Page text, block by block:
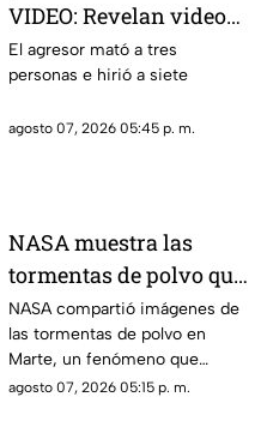
VIDEO: Revelan videos
de seguridad del tiroteo
realizado en famosa
hamburguesas en
El agresor mató a tres
personas e hirió a siete
agosto 07, 2026 05:45 p. m.
NASA muestra las
tormentas de polvo que
cubren Marte
NASA compartió imágenes de
las tormentas de polvo en
Marte, un fenómeno que
puede extenderse por miles de
agosto 07, 2026 05:15 p. m.